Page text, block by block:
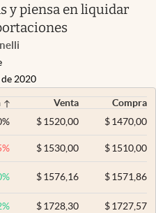
y piensa en liquidar
2020
Venta
Compra
% $ 1520,00 $1470,00
% $ 1530,00 $1510,00
% $ 1576,16 $1571,86
% $ 1728,30 $1727,57